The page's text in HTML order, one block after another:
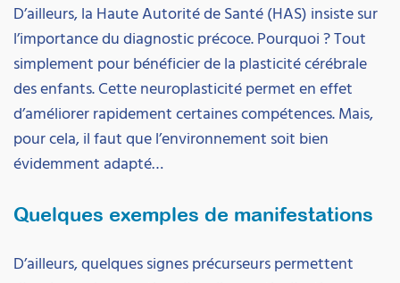
D’ailleurs, la Haute Autorité de Santé (HAS) insiste sur
l’importance du diagnostic précoce. Pourquoi ? Tout
simplement pour bénéficier de la plasticité cérébrale
des enfants. Cette neuroplasticité permet en effet
d’améliorer rapidement certaines compétences. Mais,
pour cela, il faut que l’environnement soit bien
évidemment adapté…
Quelques exemples de manifestations
D’ailleurs, quelques signes précurseurs permettent